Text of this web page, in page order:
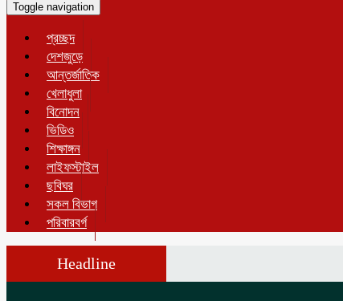
Toggle navigation
প্রচ্ছদ
দেশজুড়ে
আন্তর্জাতিক
খেলাধুলা
বিনোদন
ভিডিও
শিক্ষাঙ্গন
লাইফস্টাইল
ছবিঘর
সকল বিভাগ
পরিবারবর্গ
Headline